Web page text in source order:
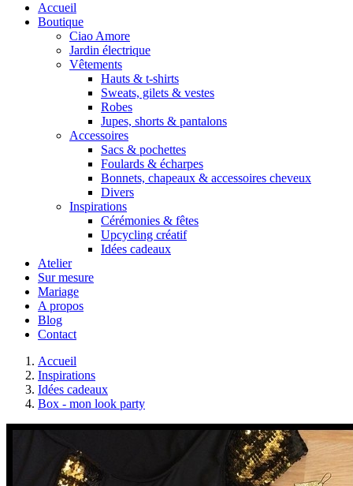
Accueil
Boutique
Ciao Amore
Jardin électrique
Vêtements
Hauts & t-shirts
Sweats, gilets & vestes
Robes
Jupes, shorts & pantalons
Accessoires
Sacs & pochettes
Foulards & écharpes
Bonnets, chapeaux & accessoires cheveux
Divers
Inspirations
Cérémonies & fêtes
Upcycling créatif
Idées cadeaux
Atelier
Sur mesure
Mariage
A propos
Blog
Contact
Accueil
Inspirations
Idées cadeaux
Box - mon look party